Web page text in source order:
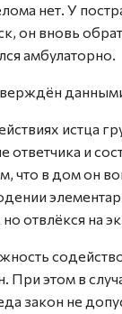
нет. У
он вновь
амбулаторно.
истца
и
что в дом он
отвлёкся на
этом в
закон не